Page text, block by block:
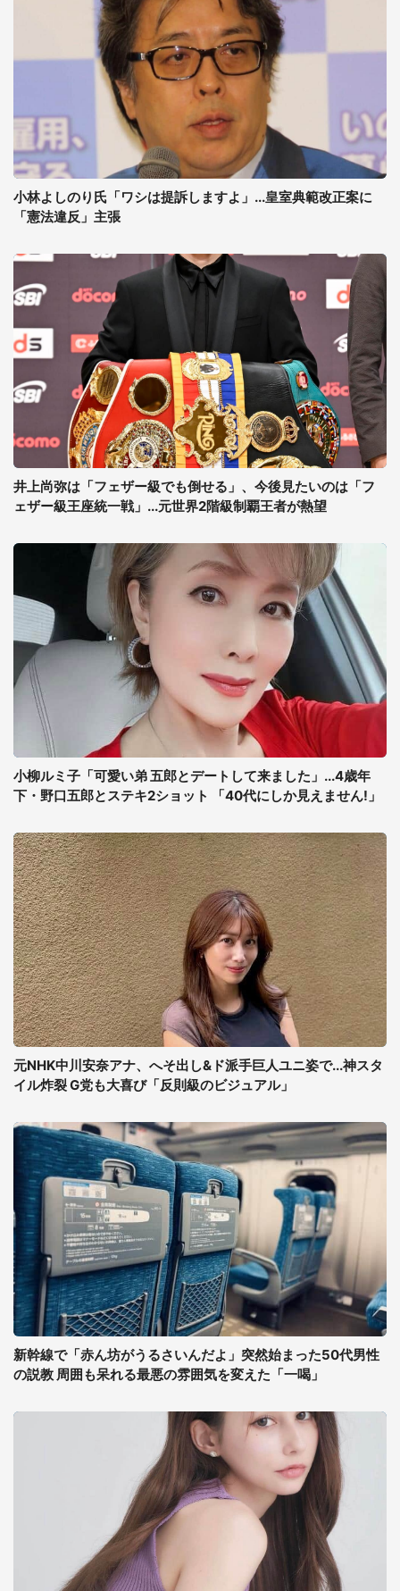
小林よしのり氏「ワシは提訴しますよ」...皇室典範改正案に
「憲法違反」主張
井上尚弥は「フェザー級でも倒せる」、今後見たいのは「フ
ェザー級王座統一戦」...元世界2階級制覇王者が熱望
小柳ルミ子「可愛い弟 五郎とデートして来ました」...4歳年
下・野口五郎とステキ2ショット 「40代にしか見えません!」
元NHK中川安奈アナ、へそ出し&ド派手巨人ユニ姿で...神スタ
イル炸裂 G党も大喜び「反則級のビジュアル」
新幹線で「赤ん坊がうるさいんだよ」突然始まった50代男性
の説教 周囲も呆れる最悪の雰囲気を変えた「一喝」